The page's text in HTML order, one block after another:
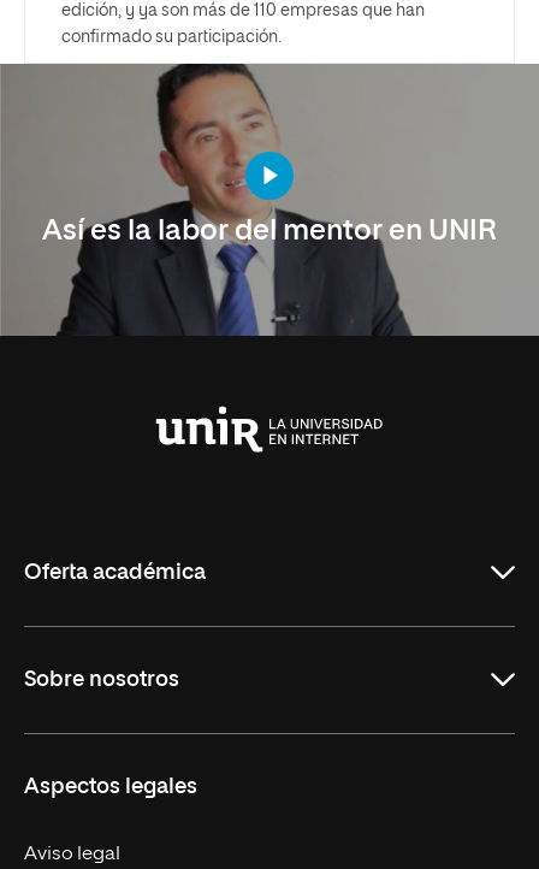
edición, y ya son más de 110 empresas que han
confirmado su participación.
Así es la labor del mentor en UNIR
Oferta académica
Maestrías
Sobre nosotros
Trabaja en UNIR
Actualidad
Aspectos legales
Aviso legal